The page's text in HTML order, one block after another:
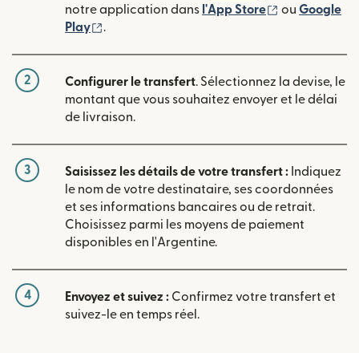
notre application dans l'App Store (s'ouvre
ou Google
Play
.
2 Configurer le transfert. Sélectionnez la devise, le
montant que vous souhaitez envoyer et le délai
de livraison.
3 Saisissez les détails de votre transfert : Indiquez
le nom de votre destinataire, ses coordonnées
et ses informations bancaires ou de retrait.
Choisissez parmi les moyens de paiement
disponibles en l'Argentine.
4 Envoyez et suivez : Confirmez votre transfert et
suivez-le en temps réel.